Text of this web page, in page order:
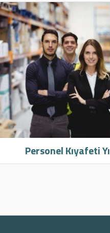
Personel Kıyafeti